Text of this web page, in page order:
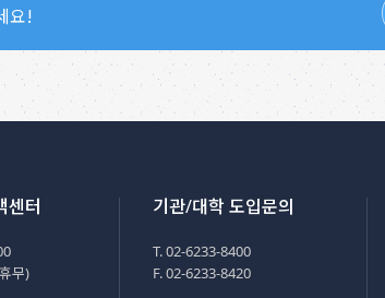
요!
센터
무)
기관/대학 도입문의
T. 02-6233-8400
F. 02-6233-8420